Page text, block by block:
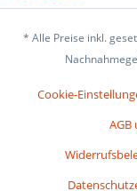
* Alle Preise inkl.
Cookie-